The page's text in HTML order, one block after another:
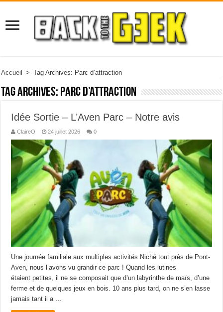
Accueil > Tag Archives: Parc d’attraction
Tag Archives: Parc d’attraction
Idée Sortie – L’Aven Parc – Notre avis
ClaireO 24 juillet 2026 0
Une journée familiale aux multiples activités Niché tout près de Pont-
Aven, nous l’avons vu grandir ce parc ! Quand les lutines
étaient petites, il ne se composait que d’un labyrinthe de maïs, d’une
ferme et de quelques jeux en bois. 10 ans plus tard, on ne s’en lasse
jamais tant il a …